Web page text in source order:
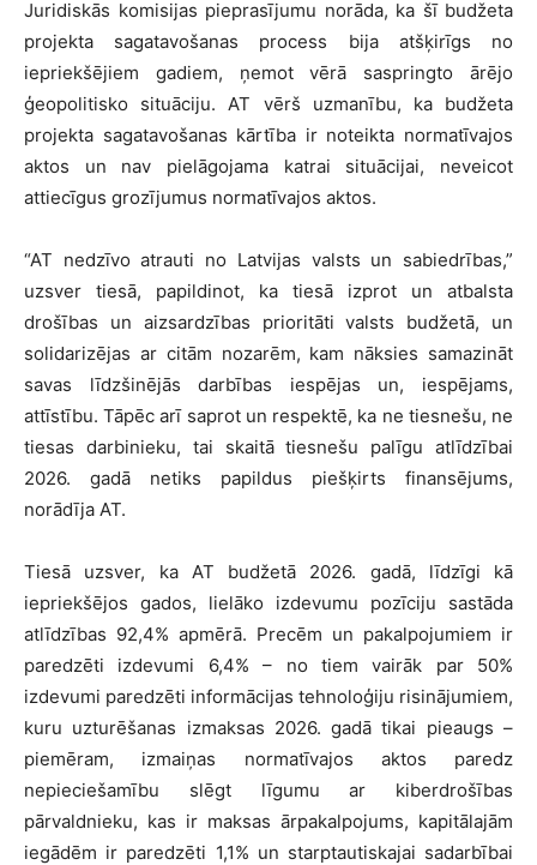
Juridiskās komisijas pieprasījumu norāda, ka šī budžeta
projekta sagatavošanas process bija atšķirīgs no
iepriekšējiem gadiem, ņemot vērā saspringto ārējo
ģeopolitisko situāciju. AT vērš uzmanību, ka budžeta
projekta sagatavošanas kārtība ir noteikta normatīvajos
aktos un nav pielāgojama katrai situācijai, neveicot
attiecīgus grozījumus normatīvajos aktos.
“AT nedzīvo atrauti no Latvijas valsts un sabiedrības,”
uzsver tiesā, papildinot, ka tiesā izprot un atbalsta
drošības un aizsardzības prioritāti valsts budžetā, un
solidarizējas ar citām nozarēm, kam nāksies samazināt
savas līdzšinējās darbības iespējas un, iespējams,
attīstību. Tāpēc arī saprot un respektē, ka ne tiesnešu, ne
tiesas darbinieku, tai skaitā tiesnešu palīgu atlīdzībai
2026. gadā netiks papildus piešķirts finansējums,
norādīja AT.
Tiesā uzsver, ka AT budžetā 2026. gadā, līdzīgi kā
iepriekšējos gados, lielāko izdevumu pozīciju sastāda
atlīdzības 92,4% apmērā. Precēm un pakalpojumiem ir
paredzēti izdevumi 6,4% – no tiem vairāk par 50%
izdevumi paredzēti informācijas tehnoloģiju risinājumiem,
kuru uzturēšanas izmaksas 2026. gadā tikai pieaugs –
piemēram, izmaiņas normatīvajos aktos paredz
nepieciešamību slēgt līgumu ar kiberdrošības
pārvaldnieku, kas ir maksas ārpakalpojums, kapitālajām
iegādēm ir paredzēti 1,1% un starptautiskajai sadarbībai